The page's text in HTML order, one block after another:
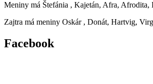
Meniny má Štefánia , Kajetán, Afra, Afrodita,
Zajtra má meniny Oskár , Donát, Hartvig,
Facebook